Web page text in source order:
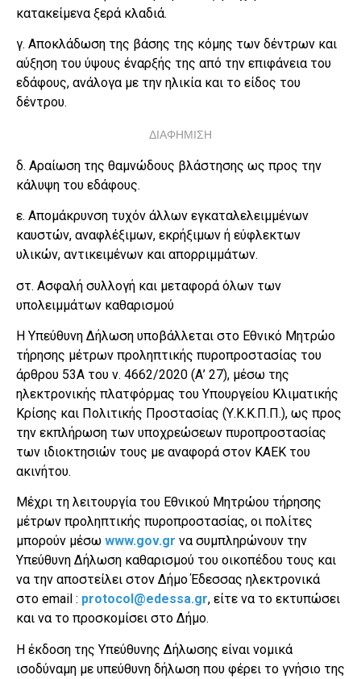
κατακείμενα ξερά κλαδιά.
γ. Αποκλάδωση της βάσης της κόμης των δέντρων και
αύξηση του ύψους έναρξής της από την επιφάνεια του
εδάφους, ανάλογα με την ηλικία και το είδος του
δέντρου.
ΔΙΑΦΗΜΙΣΗ
δ. Αραίωση της θαμνώδους βλάστησης ως προς την
κάλυψη του εδάφους.
ε. Απομάκρυνση τυχόν άλλων εγκαταλελειμμένων
καυστών, αναφλέξιμων, εκρήξιμων ή εύφλεκτων
υλικών, αντικειμένων και απορριμμάτων.
στ. Ασφαλή συλλογή και μεταφορά όλων των
υπολειμμάτων καθαρισμού
Η Υπεύθυνη Δήλωση υποβάλλεται στο Εθνικό Μητρώο
τήρησης μέτρων προληπτικής πυροπροστασίας του
άρθρου 53Α του ν. 4662/2020 (Α’ 27), μέσω της
ηλεκτρονικής πλατφόρμας του Υπουργείου Κλιματικής
Κρίσης και Πολιτικής Προστασίας (Υ.Κ.Κ.Π.Π.), ως προς
την εκπλήρωση των υποχρεώσεων πυροπροστασίας
των ιδιοκτησιών τους με αναφορά στον ΚΑΕΚ του
ακινήτου.
Μέχρι τη λειτουργία του Εθνικού Μητρώου τήρησης
μέτρων προληπτικής πυροπροστασίας, οι πολίτες
μπορούν μέσω www.gov.gr να συμπληρώνουν την
Υπεύθυνη Δήλωση καθαρισμού του οικοπέδου τους και
να την αποστείλει στον Δήμο Έδεσσας ηλεκτρονικά
στο email : protocol@edessa.gr, είτε να το εκτυπώσει
και να το προσκομίσει στο Δήμο.
Η έκδοση της Υπεύθυνης Δήλωσης είναι νομικά
ισοδύναμη με υπεύθυνη δήλωση που φέρει το γνήσιο της